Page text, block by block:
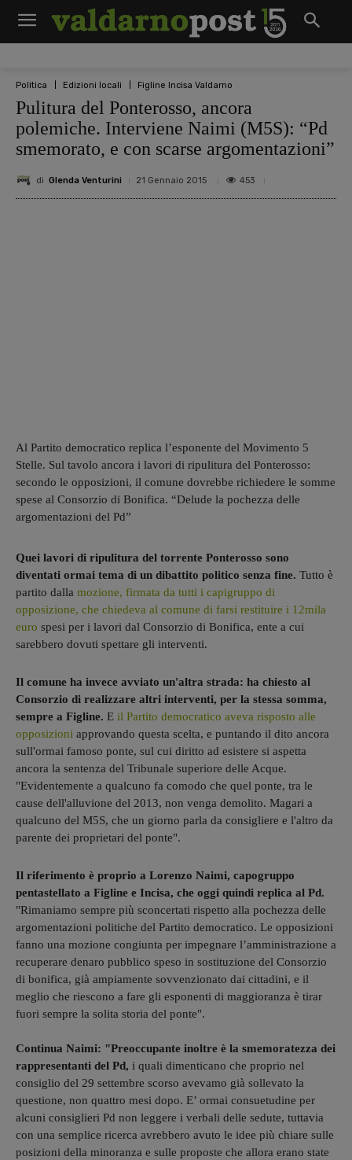
Politica Edizioni locali Figline Incisa Valdarno
Pulitura del Ponterosso, ancora
polemiche. Interviene Naimi (M5S): “Pd
smemorato, e con scarse argomentazioni”
di Glenda Venturini 21 Gennaio 2015 453
Al Partito democratico replica l’esponente del Movimento 5
Stelle. Sul tavolo ancora i lavori di ripulitura del Ponterosso:
secondo le opposizioni, il comune dovrebbe richiedere le somme
spese al Consorzio di Bonifica. “Delude la pochezza delle
argomentazioni del Pd”
Quei lavori di ripulitura del torrente Ponterosso sono
diventati ormai tema di un dibattito politico senza fine. Tutto è
partito dalla mozione, firmata da tutti i capigruppo di
opposizione, che chiedeva al comune di farsi restituire i 12mila
euro spesi per i lavori dal Consorzio di Bonifica, ente a cui
sarebbero dovuti spettare gli interventi.
Il comune ha invece avviato un'altra strada: ha chiesto al
Consorzio di realizzare altri interventi, per la stessa somma,
sempre a Figline. E il Partito democratico aveva risposto alle
opposizioni approvando questa scelta, e puntando il dito ancora
sull'ormai famoso ponte, sul cui diritto ad esistere si aspetta
ancora la sentenza del Tribunale superiore delle Acque.
"Evidentemente a qualcuno fa comodo che quel ponte, tra le
cause dell'alluvione del 2013, non venga demolito. Magari a
qualcuno del M5S, che un giorno parla da consigliere e l'altro da
parente dei proprietari del ponte".
Il riferimento è proprio a Lorenzo Naimi, capogruppo
pentastellato a Figline e Incisa, che oggi quindi replica al Pd.
"Rimaniamo sempre più sconcertati rispetto alla pochezza delle
argomentazioni politiche del Partito democratico. Le opposizioni
fanno una mozione congiunta per impegnare l’amministrazione a
recuperare denaro pubblico speso in sostituzione del Consorzio
di bonifica, già ampiamente sovvenzionato dai cittadini, e il
meglio che riescono a fare gli esponenti di maggioranza è tirar
fuori sempre la solita storia del ponte".
Continua Naimi: "Preoccupante inoltre è la smemoratezza dei
rappresentanti del Pd, i quali dimenticano che proprio nel
consiglio del 29 settembre scorso avevamo già sollevato la
questione, non quattro mesi dopo. E’ ormai consuetudine per
alcuni consiglieri Pd non leggere i verbali delle sedute, tuttavia
con una semplice ricerca avrebbero avuto le idee più chiare sulle
posizioni della minoranza e sulle proposte che allora erano state